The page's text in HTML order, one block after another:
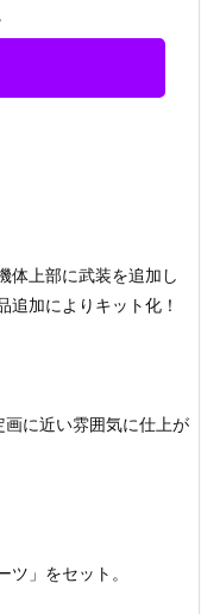
体上部に武装を追加し
追加によりキット化！
に近い雰囲気に仕上が
」をセット。